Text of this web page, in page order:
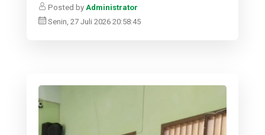
Posted by Administrator
Senin, 27 Juli 2026 20:58:45